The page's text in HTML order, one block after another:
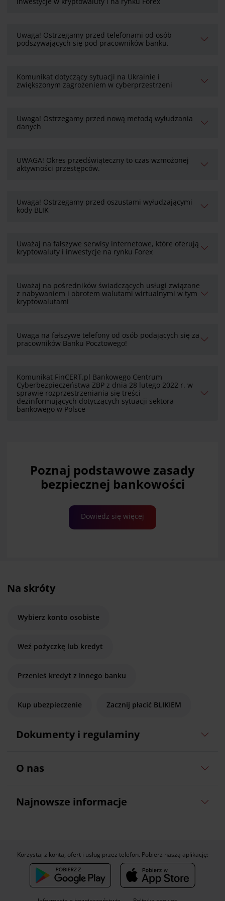
Uwaga! Ostrzegamy przed telefonami od osób
podszywających się pod pracowników banku.
Komunikat dotyczący sytuacji na Ukrainie i
zwiększonym zagrożeniem w cyberprzestrzeni
Uwaga! Ostrzegamy przed nową metodą wyłudzania
danych
UWAGA! Okres przedświąteczny to czas wzmożonej
aktywności przestępców.
Uwaga! Ostrzegamy przed oszustami wyłudzającymi
kody BLIK
Uważaj na fałszywe serwisy internetowe, które oferują
kryptowaluty i inwestycje na rynku Forex
Uważaj na pośredników świadczących usługi związane
z nabywaniem i obrotem walutami wirtualnymi w tym
kryptowalutami
Uwaga na fałszywe telefony od osób podających się za
pracowników Banku Pocztowego!
Komunikat FinCERT.pl Bankowego Centrum
Cyberbezpieczeństwa ZBP z dnia 28 lutego 2022 r. w
sprawie rozprzestrzeniania się treści
dezinformujących dotyczących sytuacji sektora
bankowego w Polsce
Poznaj podstawowe zasady
bezpiecznej bankowości
Dowiedz się więcej
Na skróty
Wybierz konto osobiste
Weź pożyczkę lub kredyt
Przenieś kredyt z innego banku
Kup ubezpieczenie Zacznij płacić BLIKIEM
Dokumenty i regulaminy
O nas
Najnowsze informacje
Korzystaj z konta, ofert i usług przez telefon. Pobierz naszą aplikację: